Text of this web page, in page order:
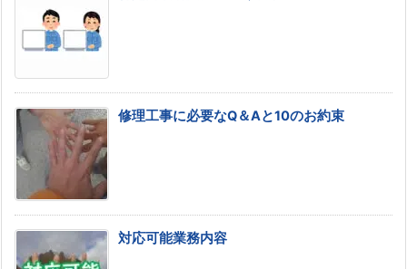
修理工事に必要なQ＆Aと10のお約束
対応可能業務内容